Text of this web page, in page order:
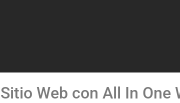
Web con All In One